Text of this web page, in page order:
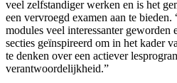
veel zelfstandiger werken en is het
een vervroegd examen aan te
modules veel interessanter geworden
secties geïnspireerd om in het kader
te denken over een actiever
verantwoordelijkheid.”